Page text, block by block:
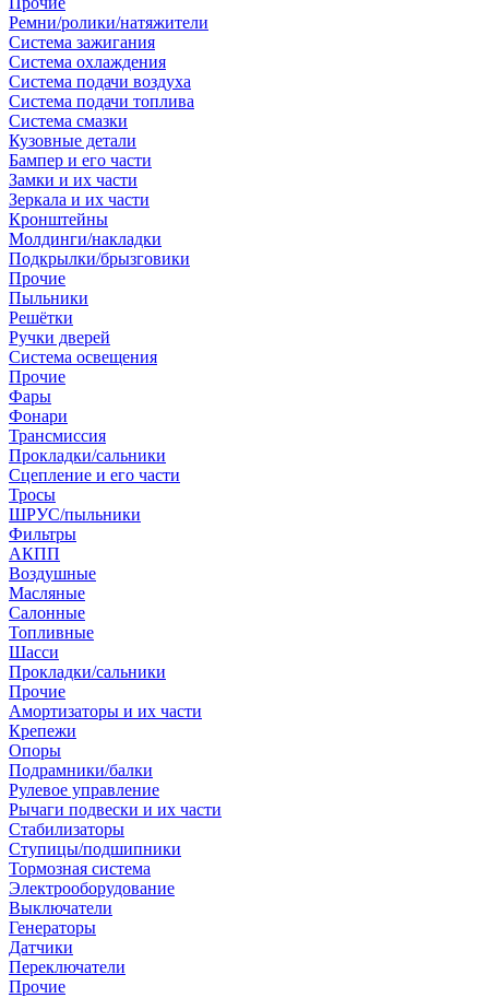
Ремни/ролики/натяжители
Система зажигания
Система охлаждения
Система подачи воздуха
Система подачи топлива
Система смазки
Кузовные детали
Бампер и его части
Замки и их части
Зеркала и их части
Кронштейны
Молдинги/накладки
Подкрылки/брызговики
Прочие
Пыльники
Решётки
Ручки дверей
Система освещения
Прочие
Фары
Фонари
Трансмиссия
Прокладки/сальники
Сцепление и его части
Тросы
ШРУС/пыльники
Фильтры
АКПП
Воздушные
Масляные
Салонные
Топливные
Шасси
Прокладки/сальники
Прочие
Амортизаторы и их части
Крепежи
Опоры
Подрамники/балки
Рулевое управление
Рычаги подвески и их части
Стабилизаторы
Ступицы/подшипники
Тормозная система
Электрооборудование
Выключатели
Генераторы
Датчики
Переключатели
Прочие